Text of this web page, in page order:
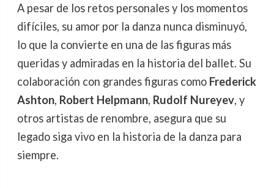
A pesar de los retos personales y los momentos
difíciles, su amor por la danza nunca disminuyó,
lo que la convierte en una de las figuras más
queridas y admiradas en la historia del ballet. Su
colaboración con grandes figuras como Frederick
Ashton, Robert Helpmann, Rudolf Nureyev, y
otros artistas de renombre, asegura que su
legado siga vivo en la historia de la danza para
siempre.